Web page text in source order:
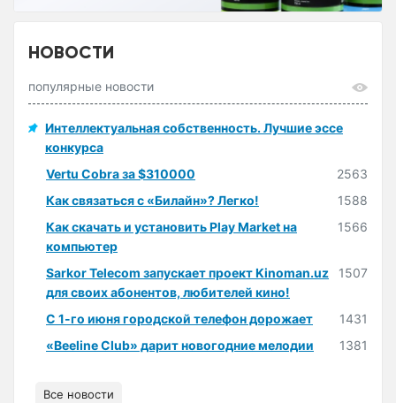
НОВОСТИ
популярные новости
Интеллектуальная собственность. Лучшие эссе
конкурса
Vertu Cobra за $310000
2563
Как связаться с «Билайн»? Легко!
1588
Как скачать и установить Play Market на
компьютер
1566
Sarkor Telecom запускает проект Kinoman.uz
для своих абонентов, любителей кино!
1507
С 1-го июня городской телефон дорожает
1431
«Beeline Club» дарит новогодние мелодии
1381
Все новости